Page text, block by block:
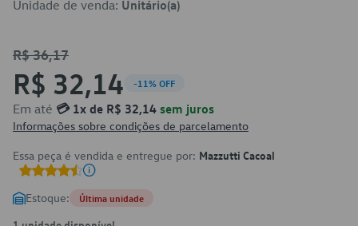
Unidade de venda: Unitário(a)
R$ 36,17
R$ 32,14 -11% OFF
Em até 💳 1x de R$ 32,14 sem juros
Informações sobre condições de parcelamento
Essa peça é vendida e entregue por: Mazzutti Cacoal
Estoque: Última unidade